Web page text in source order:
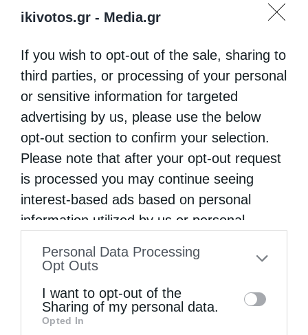
ikivotos.gr - Media.gr
If you wish to opt-out of the sale, sharing to
third parties, or processing of your personal
or sensitive information for targeted
advertising by us, please use the below
opt-out section to confirm your selection.
Please note that after your opt-out request
is processed you may continue seeing
interest-based ads based on personal
information utilized by us or personal
to your opt-out. You may separately opt-out
information by third parties on the IAB’s list
of downstream participants. This
Personal Data Processing
Opt Outs
I want to opt-out of the
Sharing of my personal data.
Opted In
ενοχλήσεις του ασθενούς. Ο φαρμακοποιός
με τα διάφορα βότανα κατασκευάζει
φαρμακευτική σύνθεσι και είναι ατελείωτα
τα φαρμακευτικά του παρασκευάσματα, ώστε
να έρχεται η θεραπεία και η γαλήνη από το
φάρμακό του σε όλους τους ασθενείς της
οικουμένης…
Να προσφύγεις δε κατόπιν και στον ιατρό,
διότι ο Θεός τον δημιούργησε και τον
ανάδειξε. Μη τον απομακρύνεις από κοντά
σου, διότι έχεις την ανάγκη του. Πολλές
φορές η θεραπεία της ασθένειας και η